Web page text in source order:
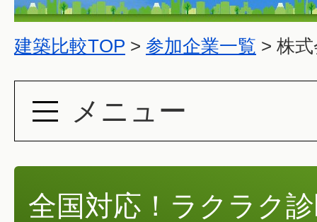
建築比較TOP > 参加企業一覧 > 株
メニュー
全国対応！ラクラク